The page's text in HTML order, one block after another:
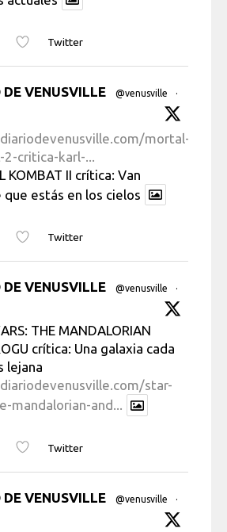
Twitter
DE VENUSVILLE @venusville
·
mortal-
2-critica-karl-...
KOMBAT II crítica: Van
que estás en los cielos
Twitter
DE VENUSVILLE @venusville
·
THE MANDALORIAN
crítica: Una galaxia cada
lejana
star-
mandalorian-and...
Twitter
DE VENUSVILLE @venusville
·